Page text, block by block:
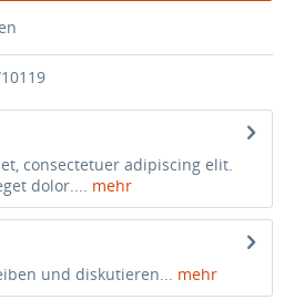
consectetuer adipiscing elit.
dolor.... mehr
und diskutieren... mehr